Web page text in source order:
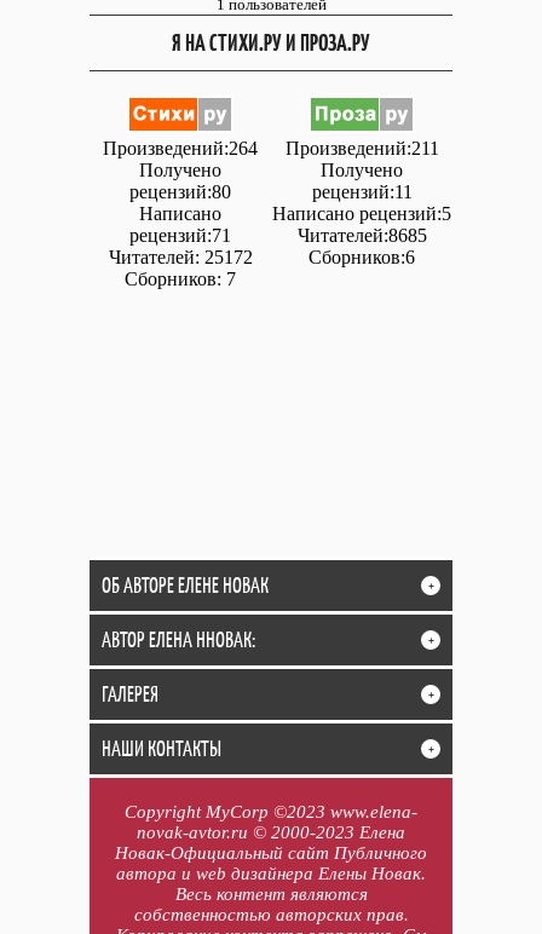
1 пользователей
Я НА СТИХИ.РУ И ПРОЗА.РУ
Произведений:264
Получено
рецензий:80
Написано
рецензий:71
Читателей: 25172
Сборников: 7
Произведений:211
Получено
рецензий:11
Написано рецензий:5
Читателей:8685
Сборников:6
ОБ АВТОРЕ ЕЛЕНЕ НОВАК +
АВТОР ЕЛЕНА ННОВАК: +
ГАЛЕРЕЯ +
НАШИ КОНТАКТЫ +
Copyright MyCorp ©2023 www.elena-
novak-avtor.ru © 2000-2023 Елена
Новак-Официальный сайт Публичного
автора и web дизайнера Елены Новак.
Весь контент являются
собственностью авторских прав.